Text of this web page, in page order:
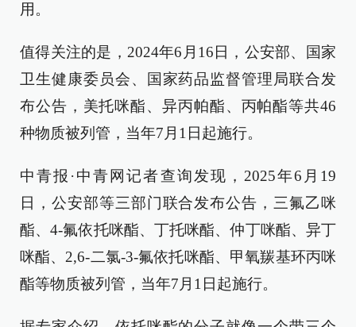
用。
值得关注的是，2024年6月16日，公安部、国家
卫生健康委员会、国家药品监督管理局联合发
布公告，美托咪酯、异丙帕酯、丙帕酯等共46
种物质被列管，当年7月1日起施行。
中青报·中青网记者查询发现，2025年6月19
日，公安部等三部门联合发布公告，三氟乙咪
酯、4-氟依托咪酯、丁托咪酯、仲丁咪酯、异丁
咪酯、2,6-二氯-3-氟依托咪酯、甲氧羰基环丙咪
酯等物质被列管，当年7月1日起施行。